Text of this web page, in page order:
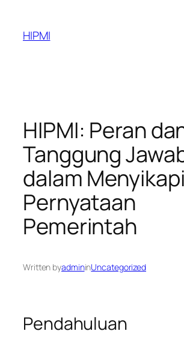
content
HIPMI
HIPMI: Peran
Tanggung
dalam Menyikapi
Pernyataan
Pemerintah
Written byadmininUncategorized
Pendahuluan